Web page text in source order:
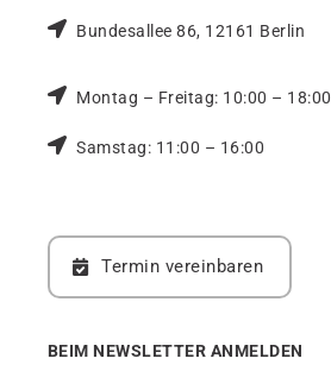
Bundesallee 86, 12161 Berlin
Montag – Freitag: 10:00 – 18:00
Samstag: 11:00 – 16:00
Termin vereinbaren
BEIM NEWSLETTER ANMELDEN